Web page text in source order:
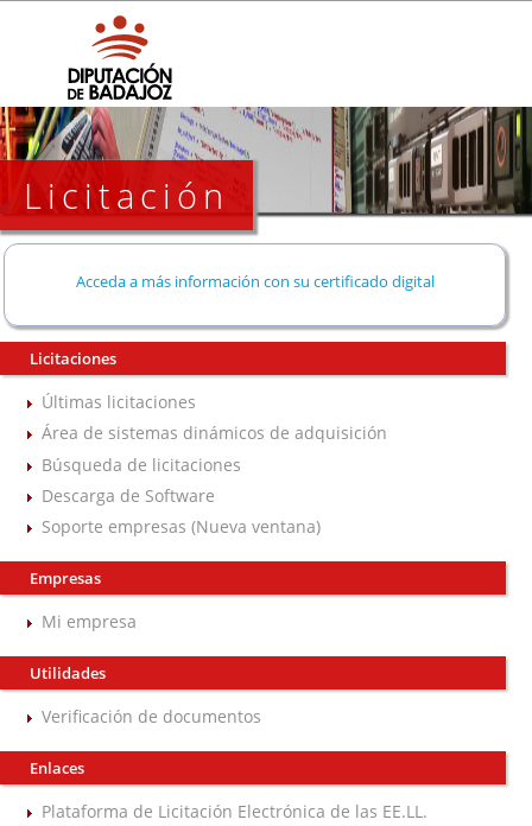
Licitación
Acceda a más información con su certificado digital
Licitaciones
Últimas licitaciones
Área de sistemas dinámicos de adquisición
Búsqueda de licitaciones
Descarga de Software
Soporte empresas (Nueva ventana)
Empresas
Mi empresa
Utilidades
Verificación de documentos
Enlaces
Plataforma de Licitación Electrónica de las EE.LL.